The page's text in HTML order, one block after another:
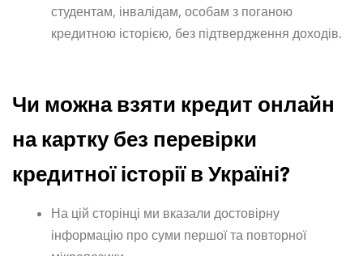
студентам, інвалідам, особам з поганою
кредитною історією, без підтвердження доходів.
Чи можна взяти кредит онлайн
на картку без перевірки
кредитної історії в Україні?
На цій сторінці ми вказали достовірну
інформацію про суми першої та повторної